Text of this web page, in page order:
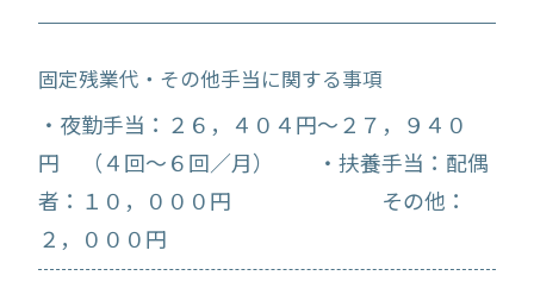
固定残業代・その他手当に関する事項
・夜勤手当：２６，４０４円～２７，９４０
円 （４回～６回／月） ・扶養手当：配偶
者：１０，０００円 その他：
２，０００円